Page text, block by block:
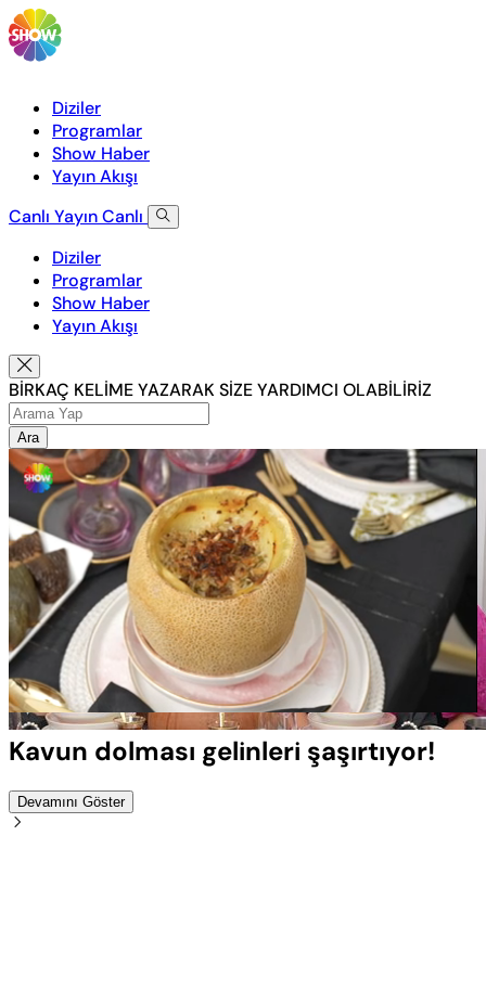
Diziler
Programlar
Show Haber
Yayın Akışı
Canlı YayınCanlı
Diziler
Programlar
Show Haber
Yayın Akışı
BİRKAÇ KELİME YAZARAK SİZE YARDIMCI OLABİLİRİZ
Ara
Sesi
Aç
Yüklendi
:
100.00%
Oynatma
Hızı
Kavun dolması gelinleri şaşırtıyor!
Devamını Göster